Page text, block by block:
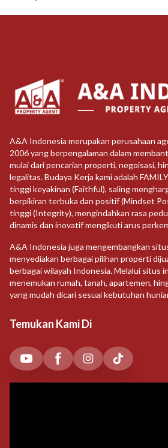
A&A Indonesia merupakan perusahaan
2006 yang berpengalaman dalam
mulai dari pencarian properti, negoisasi,
legalitas. Budaya Kerja kami adalah
tinggi keyakinan (Faithful), saling
berpikiran terbuka dan positif (Mindset
tinggi (Integrity), mengindahkan rasa
dinamis dan inovatif mengikuti arus
A&A Indonesia juga mengembangkan
menyediakan berbagai pilihan properti
berbagai wilayah Indonesia. Melalui situs
menemukan rumah, tanah, apartemen,
yang mudah dicari sesuai kebutuhan
Temukan Kami Di